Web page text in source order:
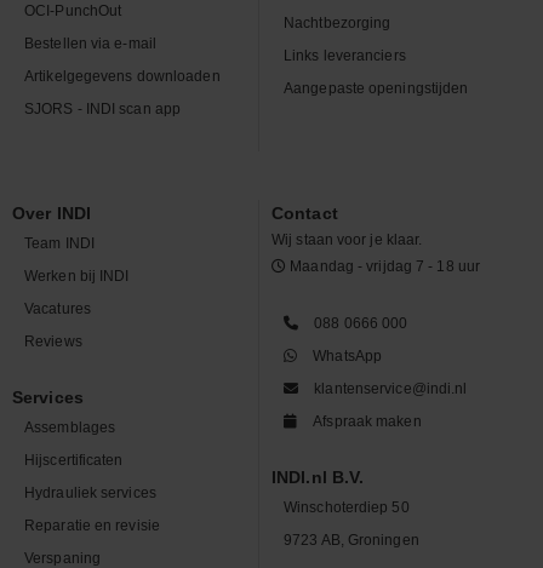
OCI-PunchOut
Bestellen via e-mail
Artikelgegevens downloaden
SJORS - INDI scan app
Nachtbezorging
Links leveranciers
Aangepaste openingstijden
Over INDI
Team INDI
Werken bij INDI
Vacatures
Reviews
Services
Assemblages
Hijscertificaten
Hydrauliek services
Reparatie en revisie
Verspaning
Contact
Wij staan voor je klaar.
Maandag - vrijdag 7 - 18 uur
088 0666 000
WhatsApp
klantenservice@indi.nl
Afspraak maken
INDI.nl B.V.
Winschoterdiep 50
9723 AB, Groningen